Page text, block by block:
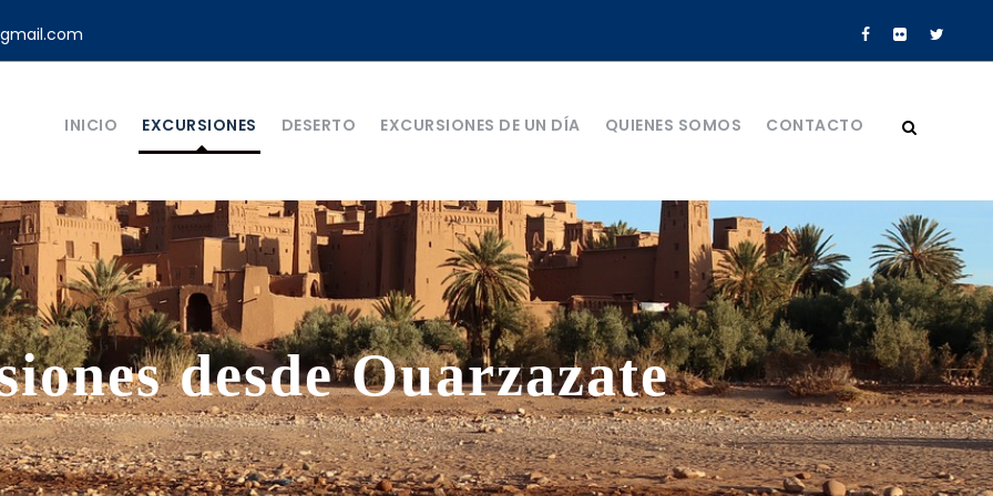
INICIO EXCURSIONES DESERTO EXCURSIONES DE UN DÍA QUIENES SOMOS CONTACTO
desde Ouarzazate